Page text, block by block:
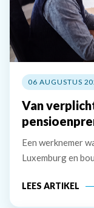
06 AUGUSTUS
Van
Een werknemer
Luxemburg en
Luxemburgse
LEES ARTIKEL